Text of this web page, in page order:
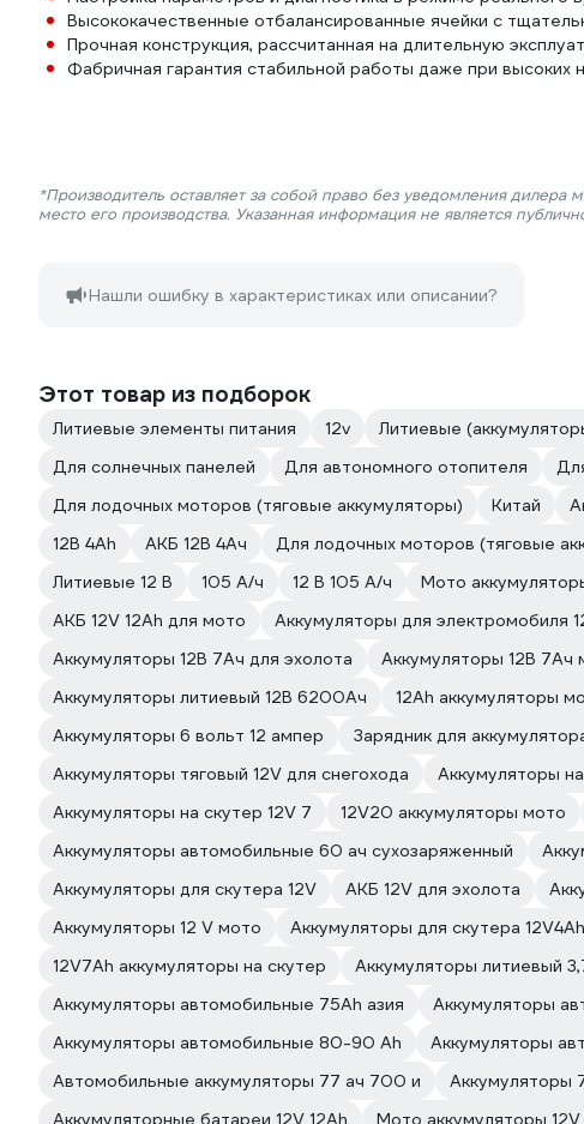
Высококачественные отбалансированные ячейки с
Прочная конструкция, рассчитанная на длительную
Фабричная гарантия стабильной работы даже при высоких
*Производитель оставляет за собой право без уведомления дилера
место его производства. Указанная информация не является
Нашли ошибку в характеристиках или описании?
Этот товар из подборок
Литиевые элементы питания 12v Литиевые
Для солнечных панелей
Для автономного отопителя
Для лодочных моторов (тяговые аккумуляторы)
Китай
12В 4Ah
АКБ 12В 4Ач Для лодочных моторов (тяговые
Литиевые 12 В
105 А/ч 12 В 105 А/ч Мото
АКБ 12V 12Ah для мото
Аккумуляторы для электромобиля
Аккумуляторы 12В 7Ач для эхолота
Аккумуляторы 12В 7Ач
Аккумуляторы литиевый 12В 6200Ач
12Ah аккумуляторы
Аккумуляторы 6 вольт 12 ампер
Зарядник для
Аккумуляторы тяговый 12V для снегохода
Аккумуляторы
Аккумуляторы на скутер 12V 7
12V20 аккумуляторы мото
Аккумуляторы автомобильные 60 ач сухозаряженный
Аккумуляторы для скутера 12V
АКБ 12V для эхолота
Аккумуляторы 12 V мото
Аккумуляторы для скутера 12V4Ah
12V7Ah аккумуляторы на скутер
Аккумуляторы литиевый
Аккумуляторы автомобильные 75Ah азия
Аккумуляторы
Аккумуляторы автомобильные 80-90 Ah
Аккумуляторы
Автомобильные аккумуляторы 77 ач 700 и
Аккумуляторы
Аккумуляторные батареи 12V 12Ah
Мото аккумуляторы 12V